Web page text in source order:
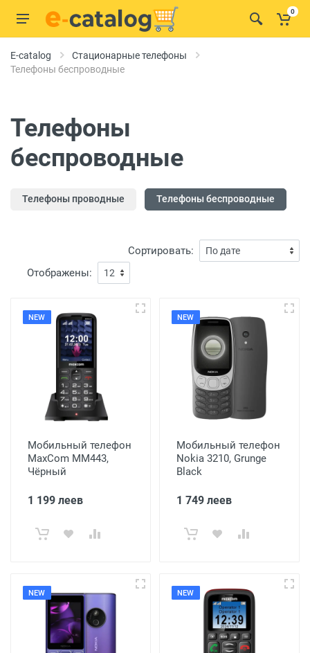
0
E-catalog
Стационарные телефоны
Телефоны беспроводные
Телефоны
беспроводные
Телефоны проводные Телефоны беспроводные
Сортировать:
Отображены:
NEW
Мобильный телефон
MaxCom MM443,
Чёрный
1 199 леев
NEW
Мобильный телефон
Nokia 3210, Grunge
Black
1 749 леев
NEW NEW